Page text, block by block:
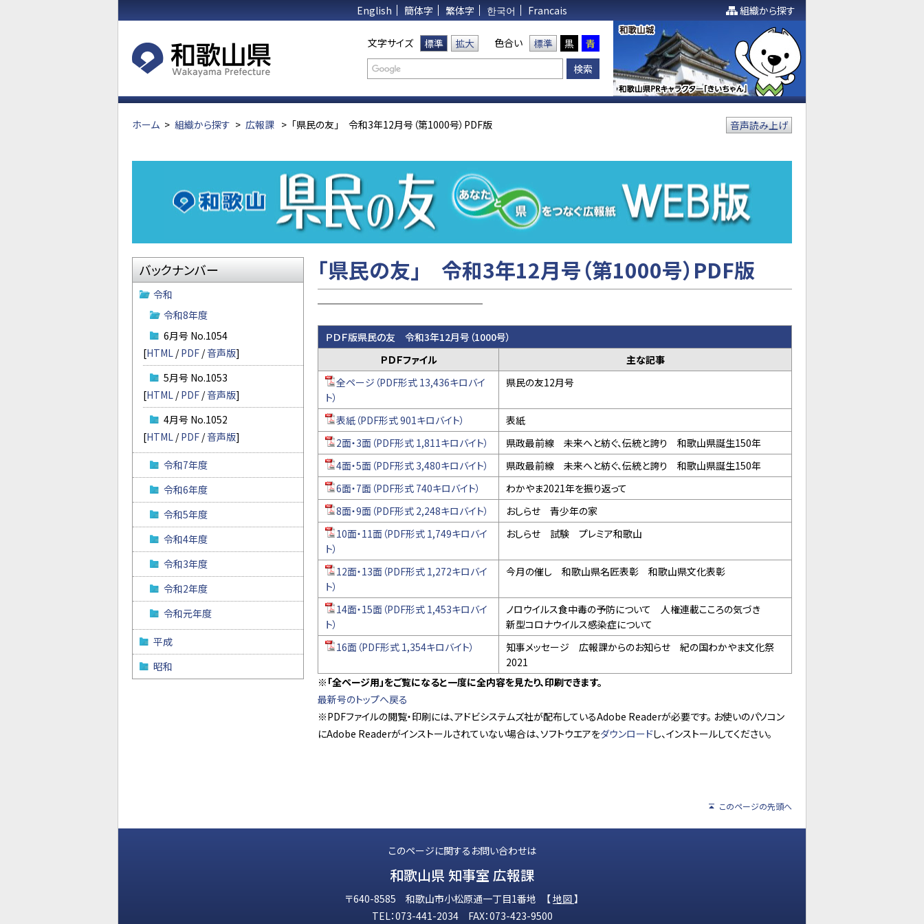
English 簡体字 繁体字 한국어 Francais 組織から探す
文字サイズ 標準 拡大 色合い 標準 黒 青
ホーム > 組織から探す > 広報課 > 「県民の友」 令和3年12月号（第1000号）PDF版 音声読み上げ
「県民の友」 令和3年12月号（第1000号）PDF版
ＰＤＦ版県民の友 令和3年12月号（1000号）
ＰＤＦファイル
主な記事
全ページ（PDF形式 13,436キロバイ
ト）
県民の友12月号
表紙（PDF形式 901キロバイト）
表紙
2面・3面（PDF形式 1,811キロバイト）
県政最前線 未来へと紡ぐ、伝統と誇り 和歌山県誕生150年
4面・5面（PDF形式 3,480キロバイト）
県政最前線 未来へと紡ぐ、伝統と誇り 和歌山県誕生150年
6面・7面（PDF形式 740キロバイト）
わかやま2021年を振り返って
8面・9面（PDF形式 2,248キロバイト）
おしらせ 青少年の家
10面・11面（PDF形式 1,749キロバイ
ト）
おしらせ 試験 プレミア和歌山
12面・13面（PDF形式 1,272キロバイ
ト）
今月の催し 和歌山県名匠表彰 和歌山県文化表彰
14面・15面（PDF形式 1,453キロバイ
ト）
ノロウイルス食中毒の予防について 人権連載こころの気づき
新型コロナウイルス感染症について
16面（PDF形式 1,354キロバイト）
知事メッセージ 広報課からのお知らせ 紀の国わかやま文化祭
2021
※「全ページ用」をご覧になると一度に全内容を見たり、印刷できます。
最新号のトップへ戻る
※PDFファイルの閲覧・印刷には、アドビシステムズ社が配布しているAdobe Readerが必要です。 お使いのパソコン
にAdobe Readerがインストールされていない場合は、ソフトウエアをダウンロードし、インストールしてください。
バックナンバー
令和
令和8年度
6月号 No.1054
[HTML /PDF /音声版]
5月号 No.1053
[HTML /PDF /音声版]
4月号 No.1052
[HTML /PDF /音声版]
令和7年度
令和6年度
令和5年度
令和4年度
令和3年度
令和2年度
令和元年度
平成
昭和
このページの先頭へ
このページに関するお問い合わせは
和歌山県 知事室 広報課
〒640-8585 和歌山市小松原通一丁目1番地 【地図】
TEL：073-441-2034 FAX：073-423-9500